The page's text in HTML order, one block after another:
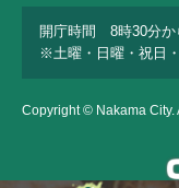
開庁時間 8時30分か
※土曜・日曜・祝日
Copyright © Nakama City.